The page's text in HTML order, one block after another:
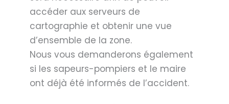
accéder aux serveurs de
cartographie et obtenir une vue
d’ensemble de la zone.
Nous vous demanderons également
si les sapeurs-pompiers et le maire
ont déjà été informés de l’accident.